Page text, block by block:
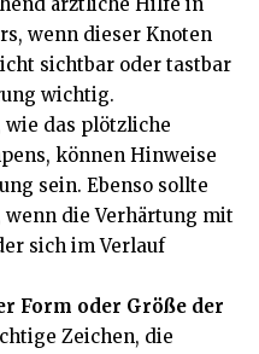
wenn dieser Knoten
sichtbar oder tastbar
wichtig.
wie das plötzliche
können Hinweise
sein. Ebenso sollte
die Verhärtung mit
sich im Verlauf
Form oder Größe der
Zeichen, die